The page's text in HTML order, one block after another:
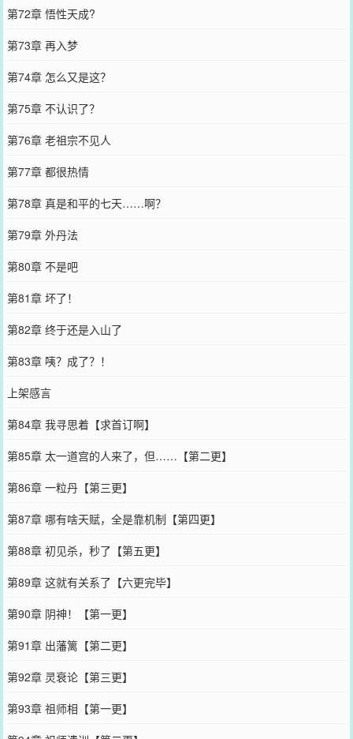
第72章 悟性天成?
第73章 再入梦
第74章 怎么又是这？
第75章 不认识了？
第76章 老祖宗不见人
第77章 都很热情
第78章 真是和平的七天……啊？
第79章 外丹法
第80章 不是吧
第81章 坏了！
第82章 终于还是入山了
第83章 咦？成了？！
上架感言
第84章 我寻思着【求首订啊】
第85章 太一道宫的人来了，但……【第二更】
第86章 一粒丹【第三更】
第87章 哪有啥天赋，全是靠机制【第四更】
第88章 初见杀，秒了【第五更】
第89章 这就有关系了【六更完毕】
第90章 阴神！【第一更】
第91章 出藩篱【第二更】
第92章 灵衰论【第三更】
第93章 祖师相【第一更】